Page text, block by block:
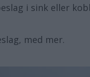
i sink eller
med mer.